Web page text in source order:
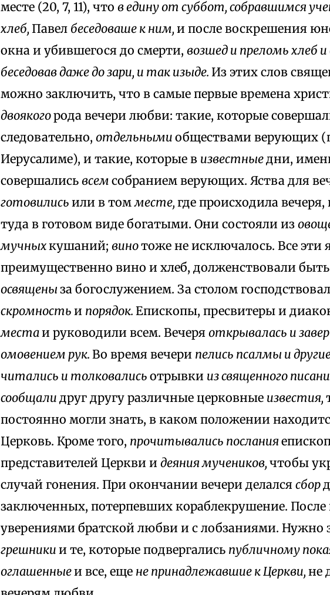
месте (20, 7, 11), что в едину от суббот, собравшимся
хлеб, Павел беседоваше к ним, и после воскрешения
окна и убившегося до смерти, возшед и преломь хлеб
беседовав даже до зари, и так изыде. Из этих слов
можно заключить, что в самые первые времена
двоякогорода вечери любви: такие, которые
следовательно, отдельными обществами верующих
Иерусалиме), и такие, которые в известныедни,
совершались всем собранием верующих. Яства для
готовились или в томместе, где происходила
туда в готовом виде богатыми. Они состояли из
мучныхкушаний; винотоже не исключалось. Все эти
преимущественно вино и хлеб, долженствовали
освящены за богослужением. За столом
скромность и порядок. Епископы, пресвитеры и
местаи руководили всем. Вечеря открывалась и
омовением рук. Во время вечери пелись псалмы и
читались и толковались отрывки из священного
сообщали друг другу различные церковные известия,
постоянно могли знать, в каком положении
Церковь. Кроме того, прочитывались послания
представителей Церкви и деяния мучеников, чтобы
случай гонения. При окончании вечери делался сбор
заключенных, потерпевших кораблекрушение. После
уверениями братской любви и с лобзаниями. Нужно
грешники и те, которые подвергались публичному
оглашенныеи все, еще не принадлежавшие к Церкви, не